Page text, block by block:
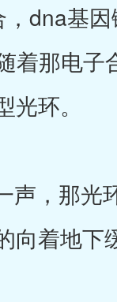
基因
那电子
环。
，那光
向着地下